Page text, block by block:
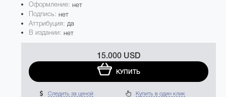
Оформление:нет
Подпись:нет
Аттрибуция: да
В издании:нет
15.000 USD
КУПИТЬ
Следить за ценой Купить в один клик